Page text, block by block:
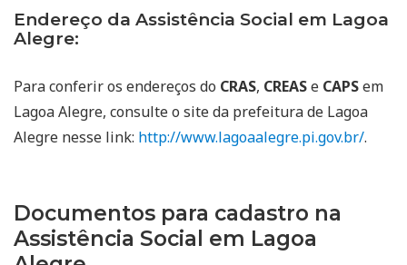
Endereço da Assistência Social em Lagoa
Alegre:
Para conferir os endereços do CRAS, CREASe CAPSem
Lagoa Alegre, consulte o site da prefeitura de Lagoa
Alegre nesse link: http://www.lagoaalegre.pi.gov.br/.
Documentos para cadastro na
Assistência Social em Lagoa